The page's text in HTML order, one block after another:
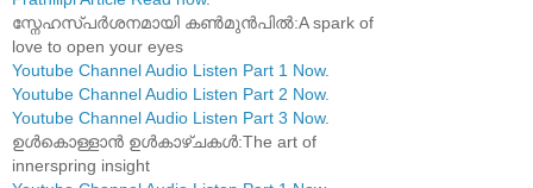
സ്നേഹസ്പർശനമായി കൺമുൻപിൽ:A spark of
love to open your eyes
Youtube Channel Audio Listen Part 1 Now.
Youtube Channel Audio Listen Part 2 Now.
Youtube Channel Audio Listen Part 3 Now.
ഉൾകൊള്ളാൻ ഉൾകാഴ്ചകൾ:The art of
innerspring insight